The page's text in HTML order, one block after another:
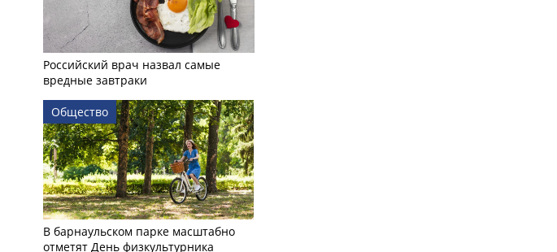
Российский врач назвал самые
вредные завтраки
Общество
В барнаульском парке масштабно
отметят День физкультурника